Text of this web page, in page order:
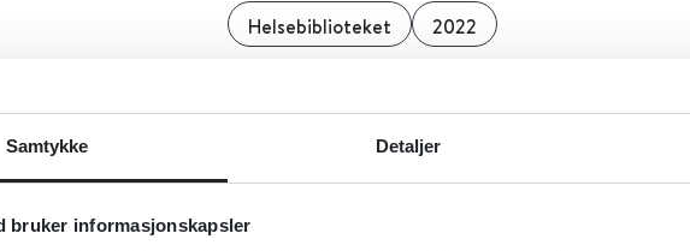
Samtykke Detaljer
bruker informasjonskapsler
Helsebiblioteket 2022
Eldre vil bo trygt, da er fellesskap ofte viktig